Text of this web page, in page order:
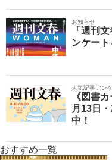
お知らせ
「週刊
ンケート
人気記事アン
《図書
月13日
中！
おすすめ一覧